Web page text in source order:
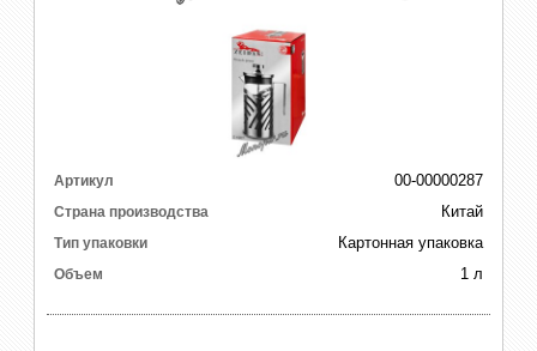
Артикул 00-00000287
Страна производства Китай
Тип упаковки Картонная упаковка
Объем 1 л